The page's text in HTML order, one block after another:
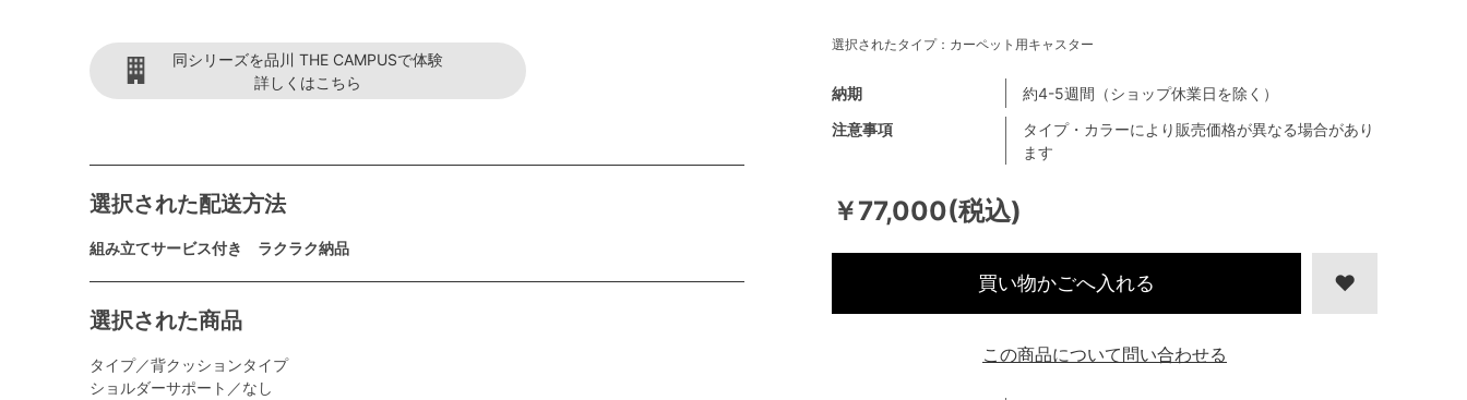
同シリーズを品川 THE CAMPUSで体験
詳しくはこちら
選択された配送方法
組み立てサービス付き ラクラク納品
選択された商品
タイプ／背クッションタイプ
ショルダーサポート／なし
￥77,000(税込)
注意事項
タイプ・カラーにより販売価格が異なる場合があり
ます
納期 約4-5週間（ショップ休業日を除く）
選択されたタイプ：カーペット用キャスター
買い物かごへ入れる
この商品について問い合わせる